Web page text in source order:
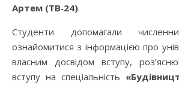
Артем (ТВ‑24).
Студенти допомагали
ознайомитися з інформацією про
власним досвідом вступу,
вступу на спеціальність